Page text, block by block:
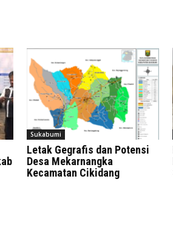
Sukabumi
Letak Gegrafis dan Potensi
Desa Mekarnangka
Kecamatan Cikidang